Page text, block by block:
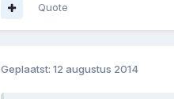
Quote
Geplaatst: 12 augustus 2014